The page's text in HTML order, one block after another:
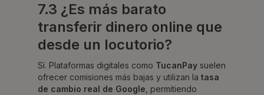
7.3 ¿Es más barato
transferir dinero online que
desde un locutorio?
Sí. Plataformas digitales como TucanPay suelen
ofrecer comisiones más bajas y utilizan la tasa
de cambio real de Google , permitiendo